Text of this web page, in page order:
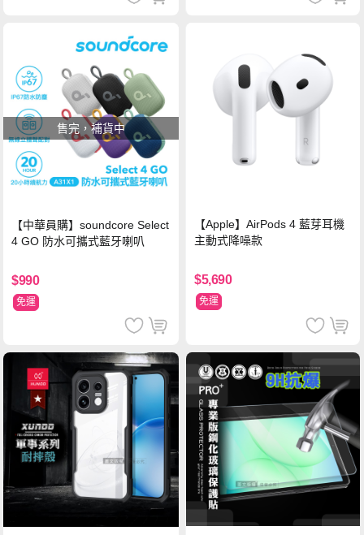
售完，補貨中
【中華員購】soundcore Select
4 GO 防水可攜式藍牙喇叭
$990
免運
【Apple】AirPods 4 藍芽耳機
主動式降噪款
$5,690
免運